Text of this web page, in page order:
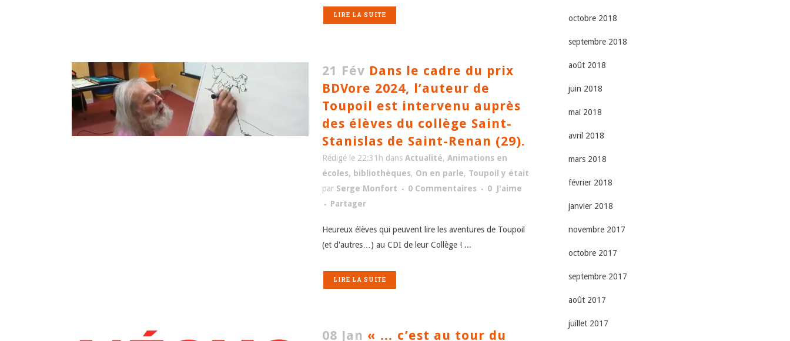
LIRE LA SUITE
21 Fév Dans le cadre du prix
BDVore 2024, l’auteur de
Toupoil est intervenu auprès
des élèves du collège Saint-
Stanislas de Saint-Renan (29).
Rédigé le 22:31h dans Actualité, Animations en
écoles, bibliothèques, On en parle, Toupoil y était
par Serge Monfort 0 Commentaires 0 J'aime
Partager
Heureux élèves qui peuvent lire les aventures de Toupoil
(et d'autres…) au CDI de leur Collège ! ...
LIRE LA SUITE
08 Jan « … c’est au tour du
octobre 2018
septembre 2018
août 2018
juin 2018
mai 2018
avril 2018
mars 2018
février 2018
janvier 2018
novembre 2017
octobre 2017
septembre 2017
août 2017
juillet 2017